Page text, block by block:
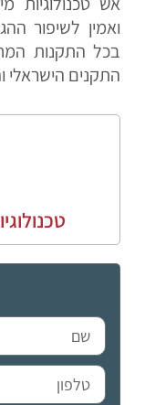
ואמין לשיפור
בכל התקנות
התקנים הישראלי